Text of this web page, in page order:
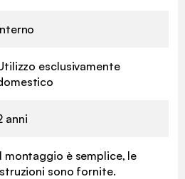
esclusivamente
anni
montaggio è semplice, le
sono fornite.